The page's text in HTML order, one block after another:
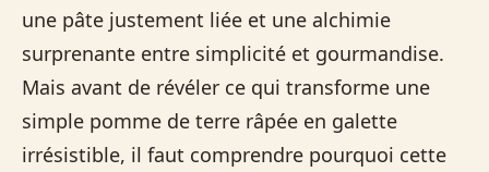
une pâte justement liée et une alchimie
surprenante entre simplicité et gourmandise.
Mais avant de révéler ce qui transforme une
simple pomme de terre râpée en galette
irrésistible, il faut comprendre pourquoi cette